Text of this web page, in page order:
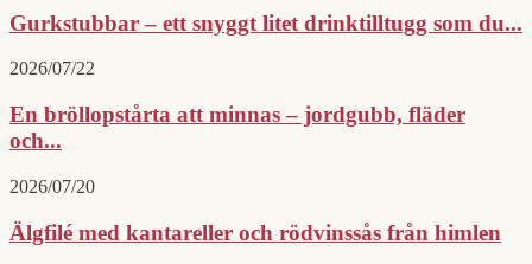
Gurkstubbar – ett snyggt litet drinktilltugg som du...
2026/07/22
En bröllopstårta att minnas – jordgubb, fläder
och...
2026/07/20
Älgfilé med kantareller och rödvinssås från himlen